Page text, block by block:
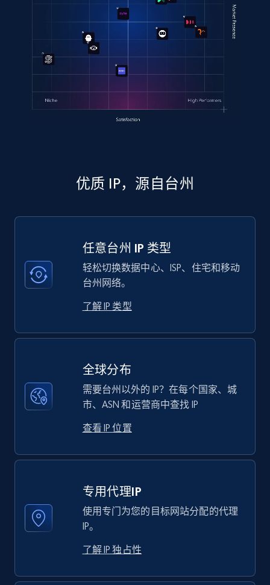
优质 IP，源自台州
任意台州 IP 类型
轻松切换数据中心、ISP、住宅和移动
台州网络。
了解 IP 类型
全球分布
需要台州以外的 IP？在每个国家、城
市、ASN 和运营商中查找 IP
查看 IP 位置
专用代理IP
使用专门为您的目标网站分配的代理
IP。
了解 IP 独占性